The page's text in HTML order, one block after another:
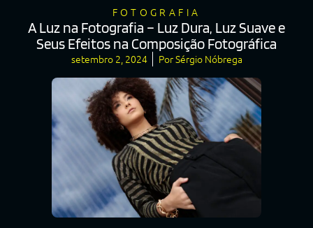
FOTOGRAFIA
A Luz na Fotografia – Luz Dura, Luz Suave e
Seus Efeitos na Composição Fotográfica
setembro 2, 2024 PorSérgio Nóbrega